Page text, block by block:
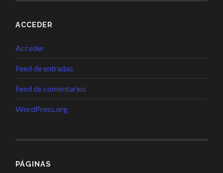
ACCEDER
Acceder
Feed de entradas
Feed de comentarios
WordPress.org
PÁGINAS